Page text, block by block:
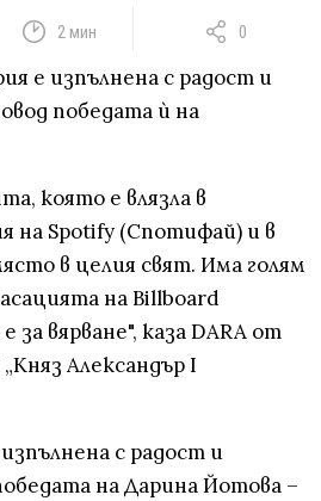
2 мин 0
е изпълнена с радост и
победата ѝ на
която е влязла в
на Spotify (Спотифай) и в
в целия свят. Има голям
на Billboard
за вярване", каза DARA от
Александър I
с радост и
на Дарина Йотова –